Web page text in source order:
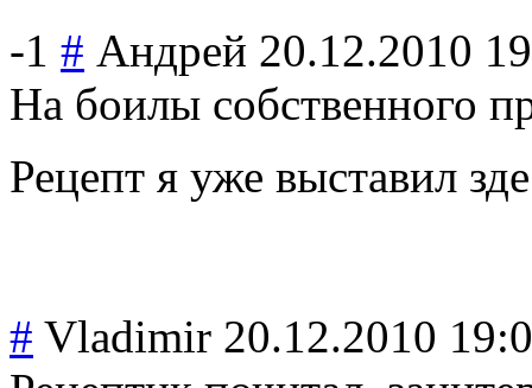
-1 # Андрей 20.12.2010
На боилы собственного
Рецепт я уже выставил
# Vladimir 20.12.2010